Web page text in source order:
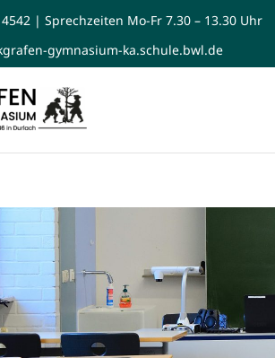
| Sprechzeiten Mo-Fr 7.30 – 13.30 Uhr
gymnasium-ka.schule.bwl.de